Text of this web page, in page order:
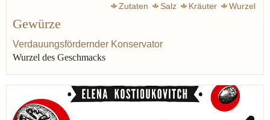
Zutaten Salz Kräuter Wurzel
Gewürze
Verdauungsfördernder Konservator
Wurzel des Geschmacks